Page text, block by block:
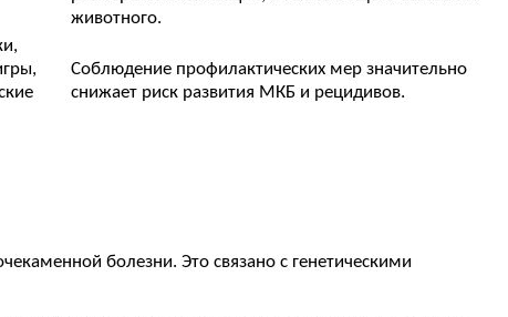
животного.
Соблюдение профилактических мер значительно
снижает риск развития МКБ и рецидивов.
болезни. Это связано с генетическими